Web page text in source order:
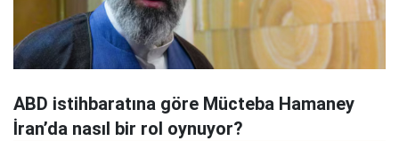
ABD istihbaratına göre Mücteba Hamaney
İran’da nasıl bir rol oynuyor?